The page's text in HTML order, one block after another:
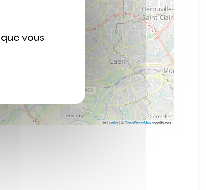
Leaflet|©OpenStreetMapcontributors
vous